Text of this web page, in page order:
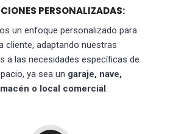
PERSONALIZADAS:
un enfoque personalizado para
cliente, adaptando nuestras
a las necesidades específicas de
ya sea un garaje, nave,
o local comercial.